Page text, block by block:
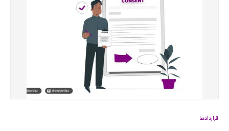
قراردادها